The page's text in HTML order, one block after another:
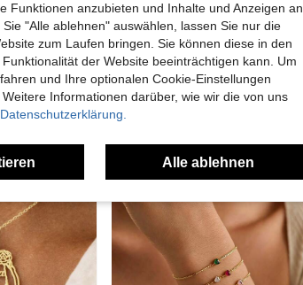
1 Stück personalisiertes 26 Buchstaben A-Z Edelstahl goldenes glattes Armband, elegante Schmuckgeschenkbox für Frauen, Freundin, Mutter, Muttertag, Hochzeit, personalisiertes Geschenk
9,43€
Funktionen anzubieten und Inhalte und Anzeigen an
"Alle ablehnen" auswählen, lassen Sie nur die
zum Laufen bringen. Sie können diese in den
der Website beeinträchtigen kann. Um
und Ihre optionalen Cookie-Einstellungen
Informationen darüber, wie wir die von uns
Alle ablehnen